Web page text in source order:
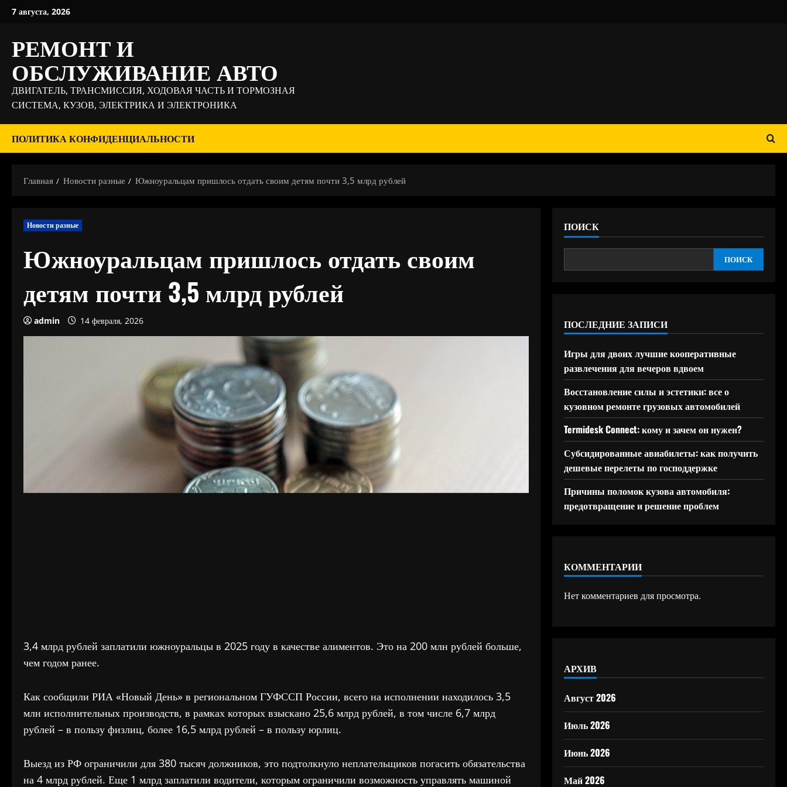
Перейти
7 августа, 2026
РЕМОНТ И
ОБСЛУЖИВАНИЕ АВТО
ДВИГАТЕЛЬ, ТРАНСМИССИЯ, ХОДОВАЯ ЧАСТЬ И ТОРМОЗНАЯ
СИСТЕМА, КУЗОВ, ЭЛЕКТРИКА И ЭЛЕКТРОНИКА
ПОЛИТИКА КОНФИДЕНЦИАЛЬНОСТИ
Главная Новости разные Южноуральцам пришлось отдать своим детям почти 3,5 млрд рублей
Новости разные
Южноуральцам пришлось отдать своим
детям почти 3,5 млрд рублей
admin 14 февраля, 2026
3,4 млрд рублей заплатили южноуральцы в 2025 году в качестве алиментов. Это на 200 млн рублей больше,
чем годом ранее.
Как сообщили РИА «Новый День» в региональном ГУФССП России, всего на исполнении находилось 3,5
млн исполнительных производств, в рамках которых взыскано 25,6 млрд рублей, в том числе 6,7 млрд
рублей – в пользу физлиц, более 16,5 млрд рублей – в пользу юрлиц.
Выезд из РФ ограничили для 380 тысяч должников, это подтолкнуло неплательщиков погасить обязательства
на 4 млрд рублей. Еще 1 млрд заплатили водители, которым ограничили возможность управлять машиной
ПОИСК
ПОИСК
ПОСЛЕДНИЕ ЗАПИСИ
Игры для двоих лучшие кооперативные
развлечения для вечеров вдвоем
Восстановление силы и эстетики: все о
кузовном ремонте грузовых автомобилей
Termidesk Connect: кому и зачем он нужен?
Субсидированные авиабилеты: как получить
дешевые перелеты по господдержке
Причины поломок кузова автомобиля:
предотвращение и решение проблем
КОММЕНТАРИИ
Нет комментариев для просмотра.
АРХИВ
Август 2026
Июль 2026
Июнь 2026
Май 2026